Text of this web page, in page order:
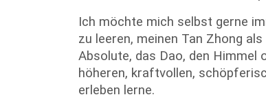
Ich möchte mich selbst gerne
zu leeren, meinen Tan Zhong
Absolute, das Dao, den Himmel
höheren, kraftvollen,
erleben lerne.